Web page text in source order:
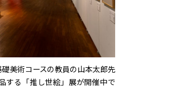
美術コースの教員の山本太郎先
する「推し世絵」展が開催中で